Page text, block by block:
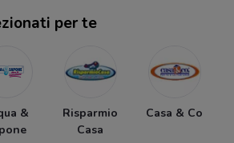
per te
&
Risparmio
Casa
Casa & Co